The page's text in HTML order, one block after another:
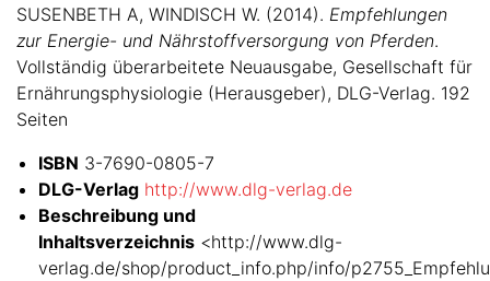
SUSENBETH A, WINDISCH W. (2014). Empfehlungen
zur Energie- und Nährstoffversorgung von Pferden.
Vollständig überarbeitete Neuausgabe, Gesellschaft für
Ernährungsphysiologie (Herausgeber), DLG-Verlag. 192
Seiten
ISBN 3-7690-0805-7
DLG-Verlag http://www.dlg-verlag.de
Beschreibung und
Inhaltsverzeichnis <http://www.dlg-
verlag.de/shop/product_info.php/info/